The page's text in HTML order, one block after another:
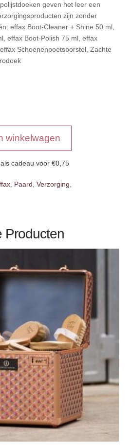
geven het leer een
zijn zonder
effax Boot-Cleaner + Shine 50 ml,
effax Boot-Polish 75 ml, effax
Schoenenpoetsborstel, Zachte
winkelwagen
cadeau voor €0,75
, Paard, Verzorging,
Producten